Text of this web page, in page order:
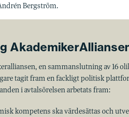
Bergström.
en sammanslutning av 16
tagit fram en fackligt politisk
i avtalsörelsen arbetats fram:
kompetens ska värdesättas och